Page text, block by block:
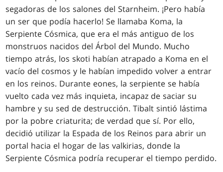
segadoras de los salones del Starnheim. ¡Pero había
un ser que podía hacerlo! Se llamaba Koma, la
Serpiente Cósmica, que era el más antiguo de los
monstruos nacidos del Árbol del Mundo. Mucho
tiempo atrás, los skoti habían atrapado a Koma en el
vacío del cosmos y le habían impedido volver a entrar
en los reinos. Durante eones, la serpiente se había
vuelto cada vez más inquieta, incapaz de saciar su
hambre y su sed de destrucción. Tibalt sintió lástima
por la pobre criaturita; de verdad que sí. Por ello,
decidió utilizar la Espada de los Reinos para abrir un
portal hacia el hogar de las valkirias, donde la
Serpiente Cósmica podría recuperar el tiempo perdido.